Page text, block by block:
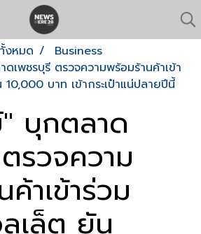
งหมด
Business
พชรบุรี ตรวจความพร้อมร้านค้าเข้า
บาท เข้ากระเป๋าแน่ปลายปีนี้
บุกตลาด
รวจความ
าเข้าร่วม
เล็ต ยัน